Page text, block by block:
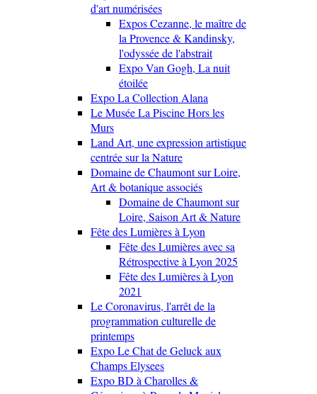
d'art numérisées
Expos Cezanne, le maître de
la Provence & Kandinsky,
l'odyssée de l'abstrait
Expo Van Gogh, La nuit
étoilée
Expo La Collection Alana
Le Musée La Piscine Hors les
Murs
Land Art, une expression artistique
centrée sur la Nature
Domaine de Chaumont sur Loire,
Art & botanique associés
Domaine de Chaumont sur
Loire, Saison Art & Nature
Fête des Lumières à Lyon
Fête des Lumières avec sa
Rétrospective à Lyon 2025
Fête des Lumières à Lyon
2021
Le Coronavirus, l'arrêt de la
programmation culturelle de
printemps
Expo Le Chat de Geluck aux
Champs Elysees
Expo BD à Charolles &